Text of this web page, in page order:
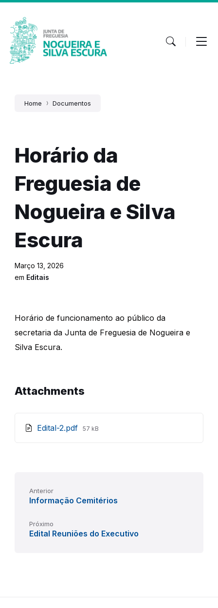
Skip
content
Skip
main
navigation
Skip
footer
Home Documentos
Horário da
Freguesia de
Nogueira e Silva
Escura
Março 13, 2026
em Editais
Horário de funcionamento ao público da
secretaria da Junta de Freguesia de Nogueira e
Silva Escura.
Attachments
Edital-2.pdf File
57 kB
Anterior
Informação Cemitérios
Próximo
Edital Reuniões do Executivo